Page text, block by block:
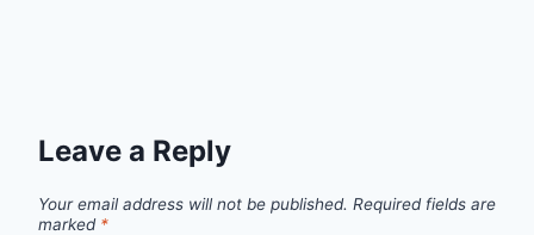
Leave a Reply
Your email address will not be published. Required fields are
marked *